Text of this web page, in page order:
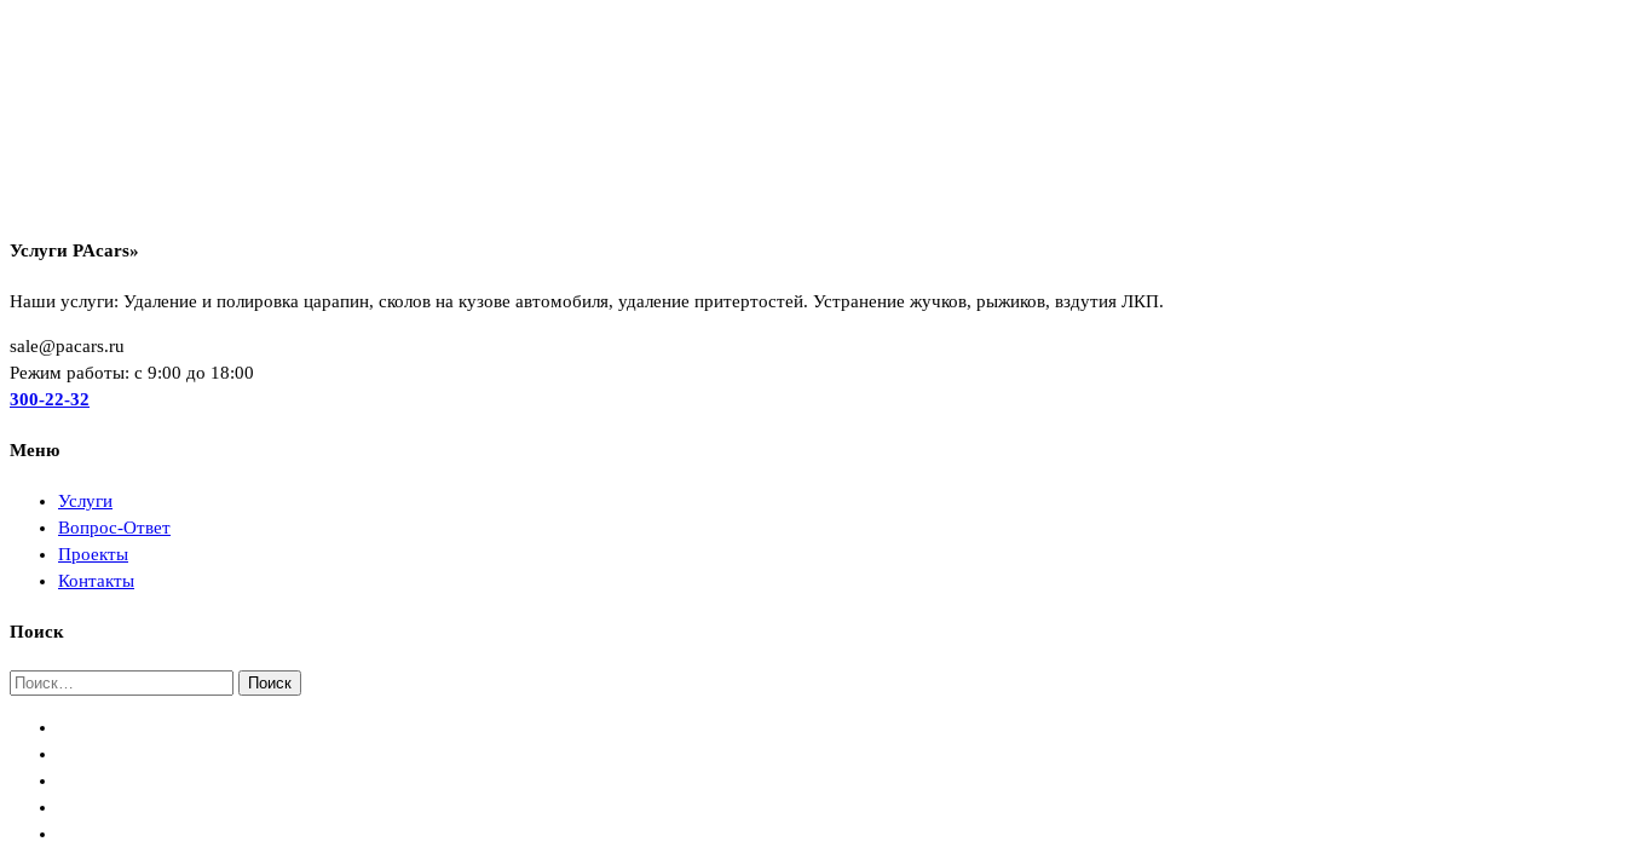
Услуги PAcars»
Наши услуги: Удаление и полировка царапин, сколов на кузове автомобиля, удаление притертостей. Устранение жучков, рыжиков, вздутия ЛКП.
sale@pacars.ru
Режим работы: c 9:00 до 18:00
300-22-32
Меню
Услуги
Вопрос-Ответ
Проекты
Контакты
Поиск
Найти: